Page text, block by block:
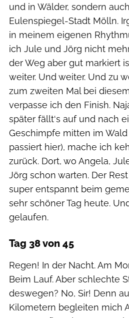
und in Wälder, sondern
Eulenspiegel-Stadt Mölln.
in meinem eigenen
ich Jule und Jörg nicht
der Weg aber gut markiert
weiter. Und weiter. Und zu
zum zweiten Mal bei
verpasse ich den Finish.
später fällt‘s auf und nach
Geschimpfe mitten im Wald
passiert hier), mache ich
zurück. Dort, wo Angela,
Jörg schon warten. Der
super entspannt beim
sehr schöner Tag heute.
gelaufen.
Tag 38 von 45
Regen! In der Nacht. Am
Beim Lauf. Aber schlechte
deswegen? No, Sir! Denn
Kilometern begleiten mich